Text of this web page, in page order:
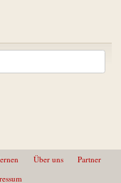
Über uns
Partner